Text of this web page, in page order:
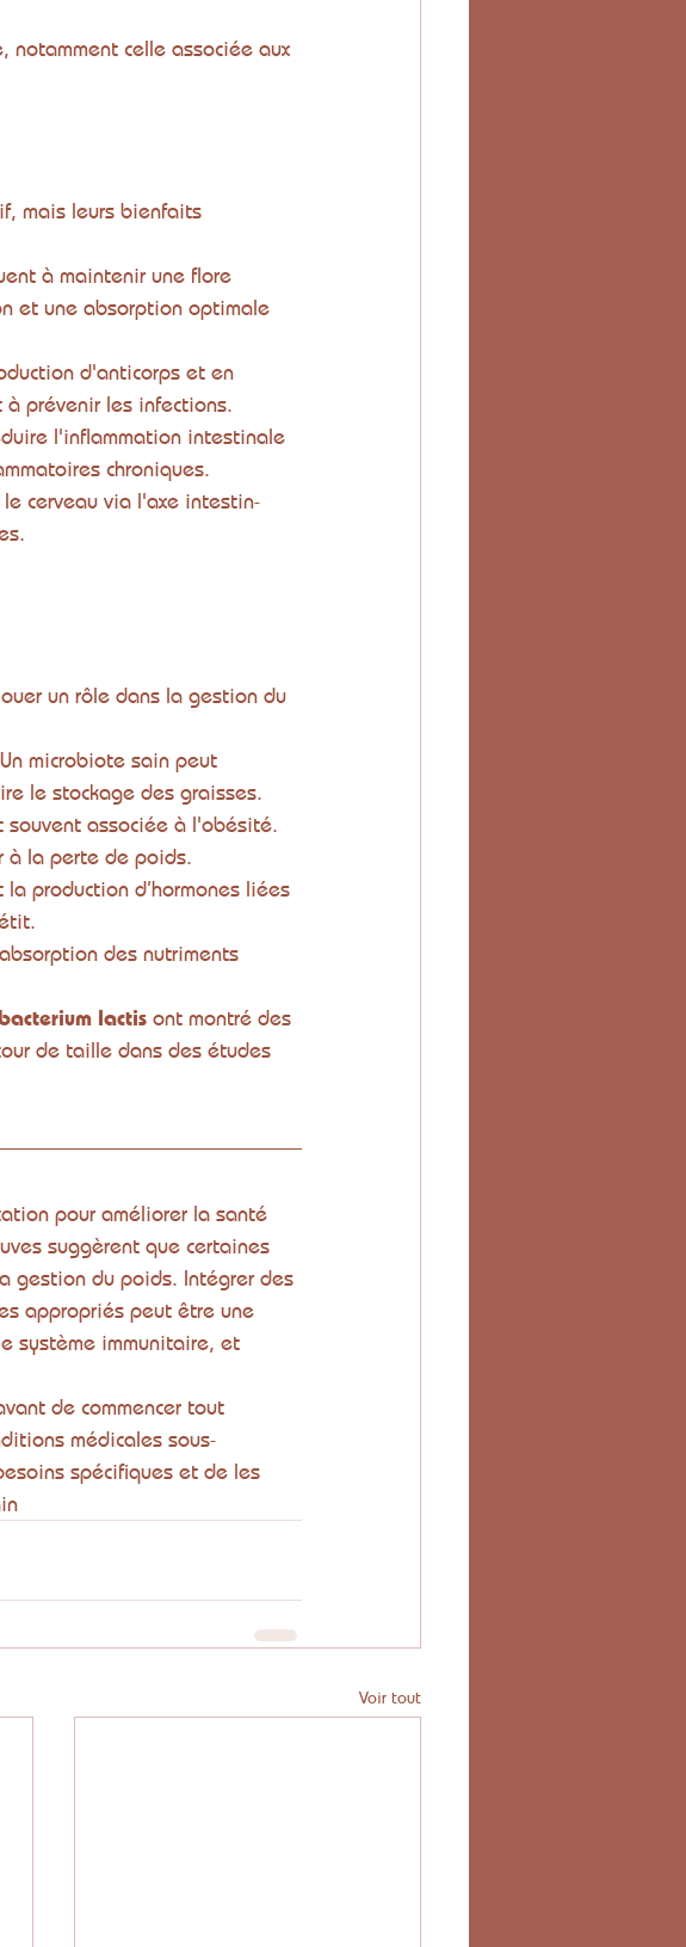
notamment celle associée aux
mais leurs bienfaits
à maintenir une flore
et une absorption optimale
d'anticorps et en
prévenir les infections.
l'inflammation intestinale
chroniques.
cerveau via l'axe intestin-
un rôle dans la gestion du
microbiote sain peut
le stockage des graisses.
souvent associée à l'obésité.
à la perte de poids.
production d’hormones liées
des nutriments
lactis ont montré des
de taille dans des études
pour améliorer la santé
suggèrent que certaines
gestion du poids. Intégrer des
appropriés peut être une
système immunitaire, et
de commencer tout
médicales sous-
spécifiques et de les
Voir tout